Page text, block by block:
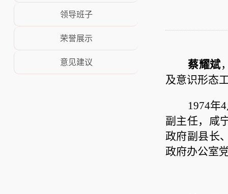
领导班子
荣誉展示
意见建议 蔡耀斌
及意识形态
1974年4月
副主任，咸
政府副县长
政府办公室